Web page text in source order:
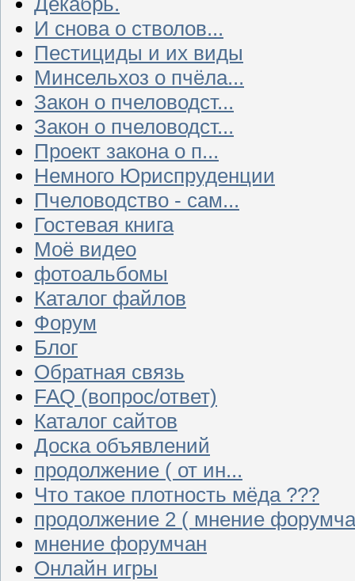
И снова о стволов...
Пестициды и их виды
Минсельхоз о пчёла...
Закон о пчеловодст...
Закон о пчеловодст...
Проект закона о п...
Немного Юриспруденции
Пчеловодство - сам...
Гостевая книга
Моё видео
фотоальбомы
Каталог файлов
Форум
Блог
Обратная связь
FAQ (вопрос/ответ)
Каталог сайтов
Доска объявлений
продолжение ( от ин...
Что такое плотность мёда ???
продолжение 2 ( мнение
мнение форумчан
Онлайн игры